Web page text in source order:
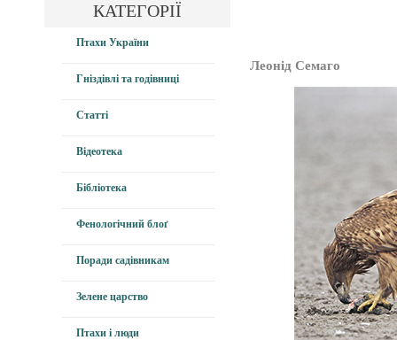
КАТЕГОРІЇ
Птахи України
Гніздівлі та годівниці
Статті
Відеотека
Бібліотека
Фенологічний блоґ
Поради садівникам
Зелене царство
Птахи і люди
Леонід Семаго